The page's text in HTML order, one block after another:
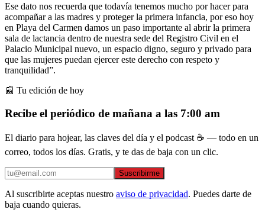
Ese dato nos recuerda que todavía tenemos mucho por hacer para
acompañar a las madres y proteger la primera infancia, por eso hoy
en Playa del Carmen damos un paso importante al abrir la primera
sala de lactancia dentro de nuestra sede del Registro Civil en el
Palacio Municipal nuevo, un espacio digno, seguro y privado para
que las mujeres puedan ejercer este derecho con respeto y
tranquilidad”.
📰 Tu edición de hoy
Recibe el periódico de mañana a las 7:00 am
El diario para hojear, las claves del día y el podcast ☕ — todo en un
correo, todos los días. Gratis, y te das de baja con un clic.
Suscribirme
Al suscribirte aceptas nuestro aviso de privacidad. Puedes darte de
baja cuando quieras.